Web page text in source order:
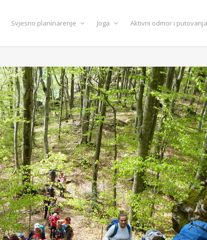
Svjesno planinarenje Joga Aktivni odmor i putovanja